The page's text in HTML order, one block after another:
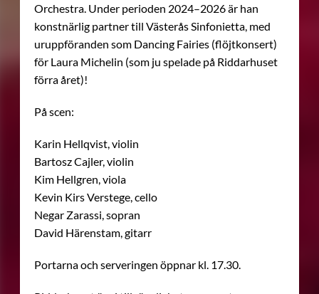
Orchestra. Under perioden 2024–2026 är han
konstnärlig partner till Västerås Sinfonietta, med
uruppföranden som Dancing Fairies (flöjtkonsert)
för Laura Michelin (som ju spelade på Riddarhuset
förra året)!
På scen:
Karin Hellqvist, violin
Bartosz Cajler, violin
Kim Hellgren, viola
Kevin Kirs Verstege, cello
Negar Zarassi, sopran
David Härenstam, gitarr
Portarna och serveringen öppnar kl. 17.30.